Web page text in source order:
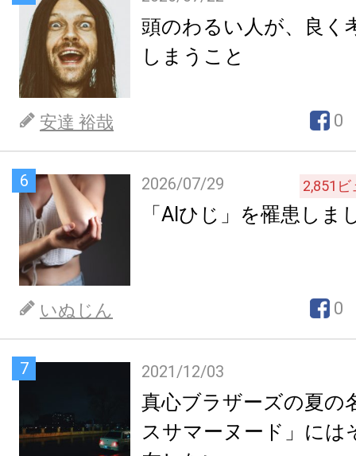
頭のわるい人が、良く
しまうこと
安達 裕哉 0
6 2026/07/29 2,851 ビ
「AIひじ」を罹患しま
いぬじん 0
7 2021/12/03
真心ブラザーズの夏の
スサマーヌード」には